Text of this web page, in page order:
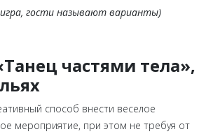
гости называют варианты)
частями тела»,
способ внести веселое
мероприятие, при этом не требуя от